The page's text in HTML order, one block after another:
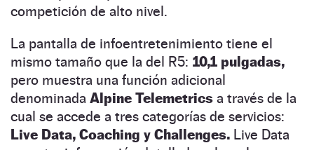
competición de alto nivel.
La pantalla de infoentretenimiento tiene el
mismo tamaño que la del R5: 10,1 pulgadas,
pero muestra una función adicional
denominada Alpine Telemetrics a través de la
cual se accede a tres categorías de servicios:
Live Data, Coaching y Challenges. Live Data